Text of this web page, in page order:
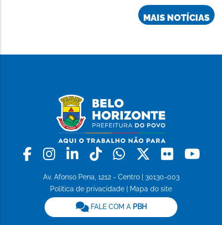
MAIS NOTÍCIAS
Facebook
Instagram
LinkedinTiktokWhatsapp
X Flickr
Av. Afonso Pena, 1212 - Centro | 30130-003
Política de privacidade
Mapa do site
FALE COM A PBH